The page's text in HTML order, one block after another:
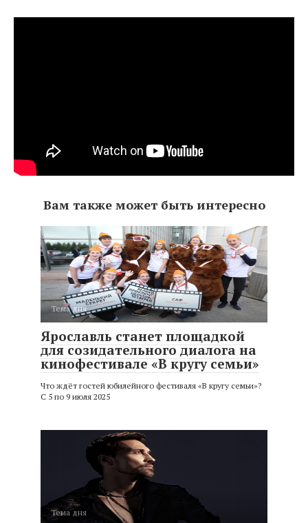
Вам также может быть интересно
Тема дня
Ярославль станет площадкой
для созидательного диалога на
кинофестивале «В кругу семьи»
Что ждёт гостей юбилейного фестиваля «В кругу семьи»?
С 5 по 9 июля 2025
Тема дня